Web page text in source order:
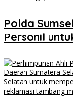
Polda
Personil